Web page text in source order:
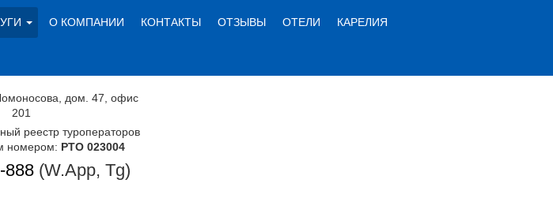
О КОМПАНИИ КОНТАКТЫ ОТЗЫВЫ ОТЕЛИ КАРЕЛИЯ
дом. 47, офис
201
реестр туроператоров
номером: РТО 023004
888 (W.App, Tg)